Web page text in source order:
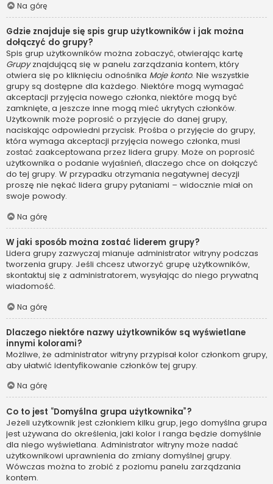
Na górę
Gdzie znajduje się spis grup użytkowników i jak można
dołączyć do grupy?
Spis grup użytkowników można zobaczyć, otwierając kartę
Grupyznajdującą się w panelu zarządzania kontem, który
otwiera się po kliknięciu odnośnika Moje konto. Nie wszystkie
grupy są dostępne dla każdego. Niektóre mogą wymagać
akceptacji przyjęcia nowego członka, niektóre mogą być
zamknięte, a jeszcze inne mogą mieć ukrytych członków.
Użytkownik może poprosić o przyjęcie do danej grupy,
naciskając odpowiedni przycisk. Prośba o przyjęcie do grupy,
która wymaga akceptacji przyjęcia nowego członka, musi
zostać zaakceptowana przez lidera grupy. Może on poprosić
użytkownika o podanie wyjaśnień, dlaczego chce on dołączyć
do tej grupy. W przypadku otrzymania negatywnej decyzji
proszę nie nękać lidera grupy pytaniami – widocznie miał on
swoje powody.
Na górę
W jaki sposób można zostać liderem grupy?
Lidera grupy zazwyczaj mianuje administrator witryny podczas
tworzenia grupy. Jeśli chcesz utworzyć grupę użytkowników,
skontaktuj się z administratorem, wysyłając do niego prywatną
wiadomość.
Na górę
Dlaczego niektóre nazwy użytkowników są wyświetlane
innymi kolorami?
Możliwe, że administrator witryny przypisał kolor członkom grupy,
aby ułatwić identyfikowanie członków tej grupy.
Na górę
Co to jest “Domyślna grupa użytkownika”?
Jeżeli użytkownik jest członkiem kilku grup, jego domyślna grupa
jest używana do określenia, jaki kolor i ranga będzie domyślnie
dla niego wyświetlana. Administrator witryny może nadać
użytkownikowi uprawnienia do zmiany domyślnej grupy.
Wówczas można to zrobić z poziomu panelu zarządzania
kontem.